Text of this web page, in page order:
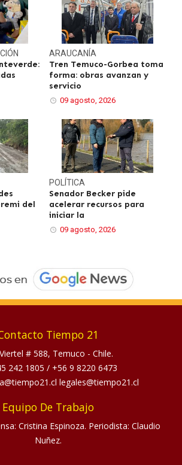
ARAUCANÍA
Tren Temuco-Gorbea toma
forma: obras avanzan y
servicio
09 agosto, 2026
del
POLÍTICA
Senador Becker pide
acelerar recursos para
iniciar la
09 agosto, 2026
Tiempo 21
# 588, Temuco - Chile.
242 1805 / +56 9 8220 6473
legales@tiempo21.cl
Equipo De Trabajo
Cristina Espinoza. Periodista: Claudio
Nuñez.